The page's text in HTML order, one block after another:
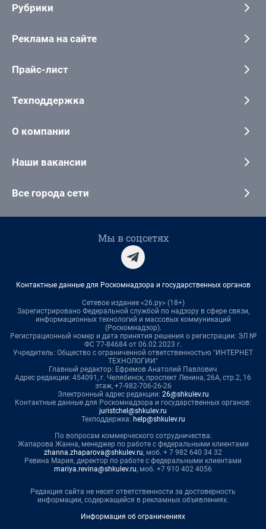
Рубрики
Реклама на сайте
Прайс-лист
Техподдержка
О компании
Наши вакансии
Все города сети
Мы в соцсетях
Контактные данные для Роскомнадзора и государственных органов
Сетевое издание «26.ру» (18+)
Зарегистрировано Федеральной службой по надзору в сфере связи,
информационных технологий и массовых коммуникаций
(Роскомнадзор).
Регистрационный номер и дата принятия решения о регистрации: ЭЛ №
ФС 77-84684 от 06.02.2023 г.
Учредитель: Общество с ограниченной ответственностью "ИНТЕРНЕТ
ТЕХНОЛОГИИ"
Главный редактор: Ефремов Анатолий Павлович
Адрес редакции: 454091, г. Челябинск, проспект Ленина, 26А, стр.2, 16
этаж, +7-982-706-26-26
Электронный адрес редакции: 26@shkulev.ru
Контактные данные для Роскомнадзора и государственных органов:
juristchel@shkulev.ru
Техподдержка: help@shkulev.ru
По вопросам коммерческого сотрудничества:
Жапарова Жанна, менеджер по работе с федеральными клиентами
zhanna.zhaparova@shkulev.ru, моб. + 7 982 640 34 32
Ревина Мария, директор по работе с федеральными клиентами
mariya.revina@shkulev.ru, моб. +7 910 402 4056
Редакция сайта не несет ответственности за достоверность
информации, содержащейся в рекламных объявлениях.
Информация об ограничениях